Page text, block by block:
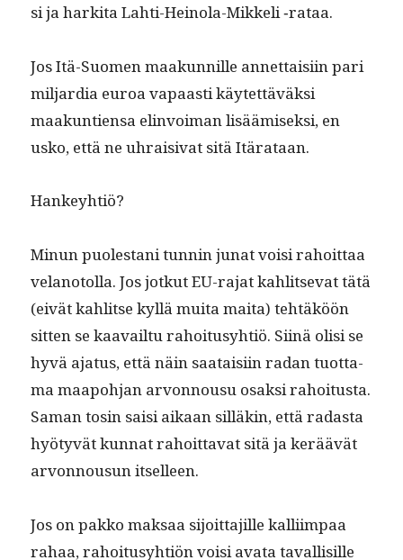
si ja harki­ta Lahti-Heino­la-Mikke­li ‑rataa.
Jos Itä-Suomen maakun­nille annet­taisi­in pari
mil­jar­dia euroa vapaasti käytet­täväk­si
maakun­tien­sa elin­voiman lisäämisek­si, en
usko, että ne uhraisi­vat sitä Itärataan.
Han­key­htiö?
Min­un puolestani tun­nin junat voisi rahoit­taa
velan­otol­la. Jos jotkut EU-rajat kahlit­se­vat tätä
(eivät kahlitse kyl­lä mui­ta mai­ta) tehtäköön
sit­ten se kaavail­tu rahoi­tusy­htiö. Siinä olisi se
hyvä aja­tus, että näin saataisi­in radan tuot­ta­
ma maapo­h­jan arvon­nousu osak­si rahoi­tus­ta.
Saman tosin saisi aikaan sil­läkin, että radas­ta
hyö­tyvät kun­nat rahoit­ta­vat sitä ja keräävät
arvon­nousun itselleen.
Jos on pakko mak­saa sijoit­ta­jille kalli­im­paa
rahaa, rahoi­tusy­htiön voisi ava­ta taval­lisille